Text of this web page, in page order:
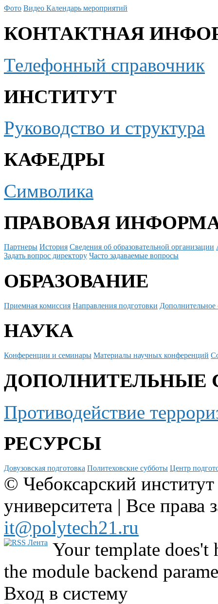
Фото Видео Календарь мероприятий
КОНТАКТНАЯ
Телефонный справочник
ИНСТИТУТ
Руководство и структура
КАФЕДРЫ
Символика
ПРАВОВАЯ
Партнеры История Сведения об образовательной организации
Задать вопрос директору Часто задаваемые вопросы
ОБРАЗОВАНИЕ
Приемная комиссия Направления подготовки Дополнительное
НАУКА
Конференции и семинары Материалы научных конференций
ДОПОЛНИТЕЛЬНЫЕ
Противодействие
РЕСУРСЫ
Довузовская подготовка Политеховские субботы Центр
© Чебоксарский
университета | Все
it@polytech21.ru
Your template
the module backend
Вход в систему